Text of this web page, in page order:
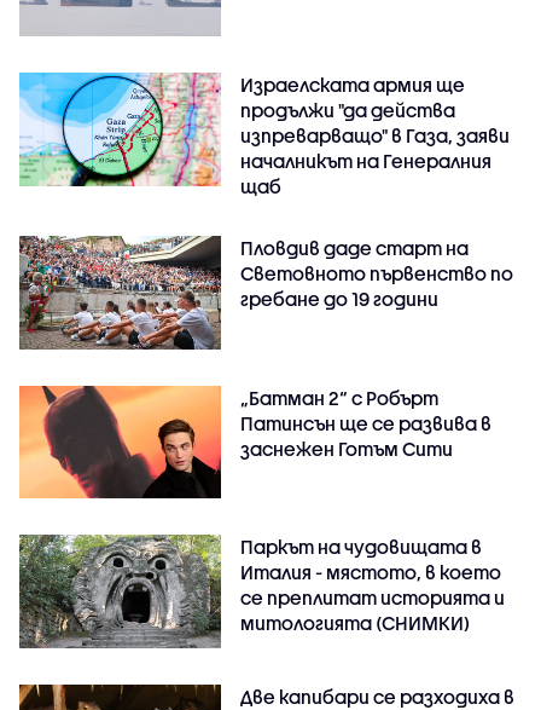
Израелската армия ще
продължи "да действа
изпреварващо" в Газа, заяви
началникът на Генералния
щаб
Пловдив даде старт на
Световното първенство по
гребане до 19 години
„Батман 2“ с Робърт
Патинсън ще се развива в
заснежен Готъм Сити
Паркът на чудовищата в
Италия - мястото, в което
се преплитат историята и
митологията (СНИМКИ)
Две капибари се разходиха в